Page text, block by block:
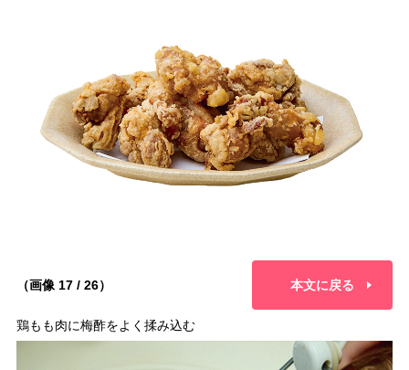
（画像 17 / 26） 本文に戻る
鶏もも肉に梅酢をよく揉み込む